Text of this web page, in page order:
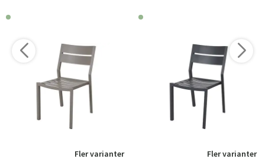
Fler varianter
Fler varianter